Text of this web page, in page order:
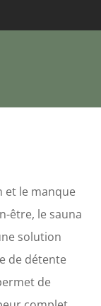
et le manque
être, le sauna
solution
de détente
de